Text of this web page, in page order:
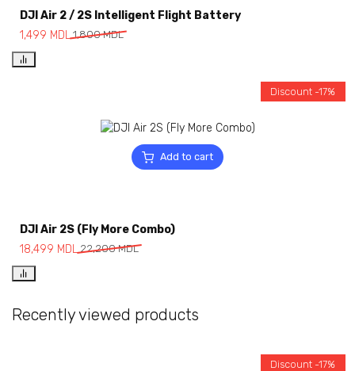
DJI Air 2 / 2S Intelligent Flight Battery
1,800MDL
1,499 MDL
Add to cart
Discount -17%
DJI Air 2S (Fly More Combo)
22,200MDL
18,499 MDL
Recently viewed products
Discount -17%